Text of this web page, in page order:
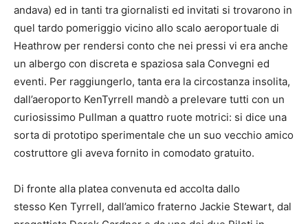
andava) ed in tanti tra giornalisti ed invitati si trovarono in
quel tardo pomeriggio vicino allo scalo aeroportuale di
Heathrow per rendersi conto che nei pressi vi era anche
un albergo con discreta e spaziosa sala Convegni ed
eventi. Per raggiungerlo, tanta era la circostanza insolita,
dall’aeroporto KenTyrrell mandò a prelevare tutti con un
curiosissimo Pullman a quattro ruote motrici: si dice una
sorta di prototipo sperimentale che un suo vecchio amico
costruttore gli aveva fornito in comodato gratuito.
Di fronte alla platea convenuta ed accolta dallo
stesso Ken Tyrrell, dall’amico fraterno Jackie Stewart, dal